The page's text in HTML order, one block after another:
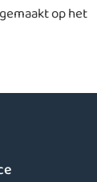
op het